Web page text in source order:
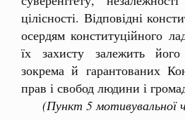
цілісності. Відповідні
осердям конституційного
їх захисту залежить його
зокрема й гарантованих
прав і свобод людини і
(Пункт 5 мотивувальної